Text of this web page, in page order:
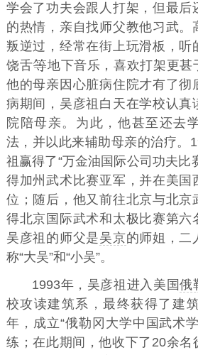
学会了功夫会跟人打架，但最后
的热情，亲自找师父教他习武。
叛逆过，经常在街上玩滑板，听
饶舌
地下音乐，喜欢打架更甚
他的母亲因心脏病住院才有了彻
病期间，吴彦祖白天在学校认真
院陪母亲。为此，他甚至还去
法，并以此来辅助母亲的治疗。
祖赢得了“万金油国际公司功夫比
得加州武术比赛亚军，并在美国
位；随后，他又前往北京与北京
得北京国际武术和太极比赛第六
吴彦祖的师父是吴京的师姐，二
称“大吴”和“小吴”。
1993年，吴彦祖进入美国俄
校攻读建筑系，最终获得了建
年，成立“俄勒冈大学中国武术
练；在此期间，他收下了20余名